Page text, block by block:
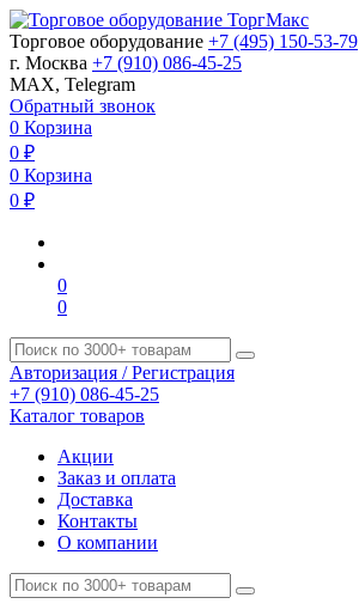
Торговое оборудование +7 (495) 150-53-79
г. Москва +7 (910) 086-45-25
MAX, Telegram
Обратный звонок
0 Корзина
0 ₽
0 Корзина
0 ₽
0
0
Авторизация / Регистрация
+7 (910) 086-45-25
Каталог товаров
Акции
Заказ и оплата
Доставка
Контакты
О компании